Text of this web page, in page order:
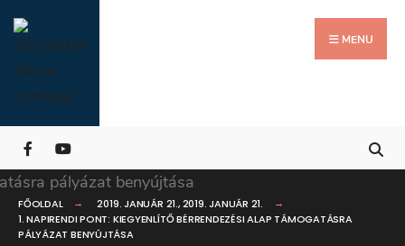
Skip
to
content
MENU
FŐOLDAL 2019. JANUÁR 21.,2019. JANUÁR 21.
1. NAPIRENDI PONT: KIEGYENLÍTŐ BÉRRENDEZÉSI ALAP TÁMOGATÁSRA
PÁLYÁZAT BENYÚJTÁSA
for:
Close